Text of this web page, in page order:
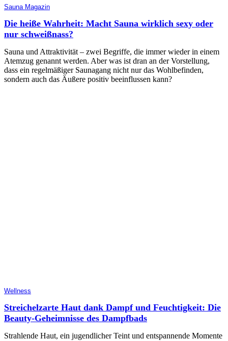
Sauna Magazin
Die heiße Wahrheit: Macht Sauna wirklich sexy oder
nur schweißnass?
Sauna und Attraktivität – zwei Begriffe, die immer wieder in einem
Atemzug genannt werden. Aber was ist dran an der Vorstellung,
dass ein regelmäßiger Saunagang nicht nur das Wohlbefinden,
sondern auch das Äußere positiv beeinflussen kann?
Wellness
Streichelzarte Haut dank Dampf und Feuchtigkeit: Die
Beauty-Geheimnisse des Dampfbads
Strahlende Haut, ein jugendlicher Teint und entspannende Momente